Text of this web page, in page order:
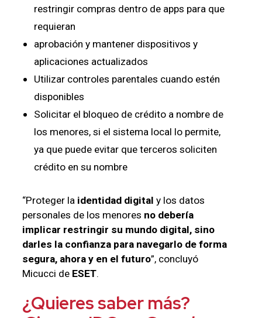
restringir compras dentro de apps para que
requieran
aprobación y mantener dispositivos y
aplicaciones actualizados
Utilizar controles parentales cuando estén
disponibles
Solicitar el bloqueo de crédito a nombre de
los menores, si el sistema local lo permite,
ya que puede evitar que terceros soliciten
crédito en su nombre
“Proteger la identidad digital y los datos
personales de los menores no debería
implicar restringir su mundo digital, sino
darles la confianza para navegarlo de forma
segura, ahora y en el futuro”, concluyó
Micucci de ESET.
¿Quieres saber más?